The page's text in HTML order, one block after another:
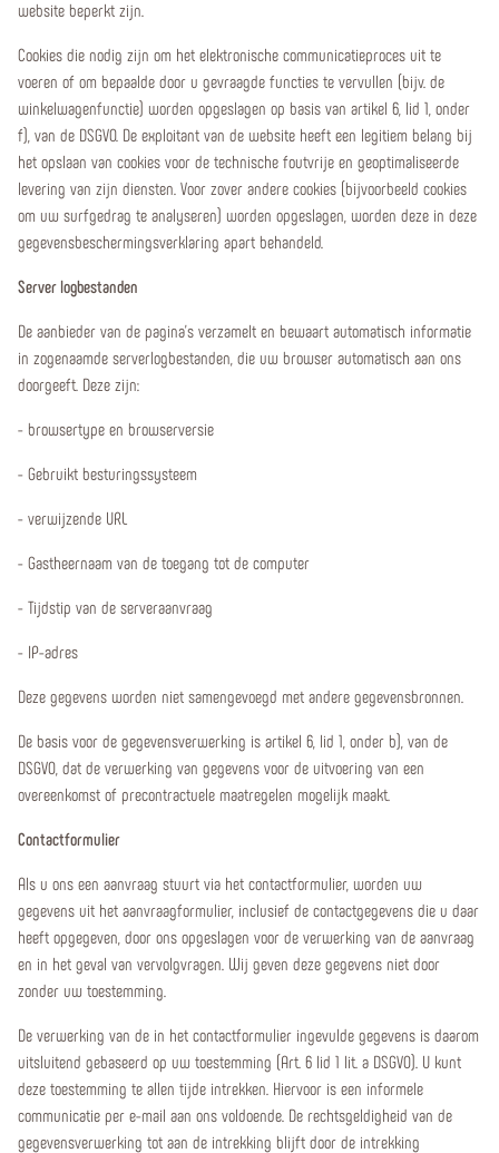
website beperkt zijn.
Cookies die nodig zijn om het elektronische communicatieproces uit te
voeren of om bepaalde door u gevraagde functies te vervullen (bijv. de
winkelwagenfunctie) worden opgeslagen op basis van artikel 6, lid 1, onder
f), van de DSGVO. De exploitant van de website heeft een legitiem belang bij
het opslaan van cookies voor de technische foutvrije en geoptimaliseerde
levering van zijn diensten. Voor zover andere cookies (bijvoorbeeld cookies
om uw surfgedrag te analyseren) worden opgeslagen, worden deze in deze
gegevensbeschermingsverklaring apart behandeld.
Server logbestanden
De aanbieder van de pagina's verzamelt en bewaart automatisch informatie
in zogenaamde serverlogbestanden, die uw browser automatisch aan ons
doorgeeft. Deze zijn:
- browsertype en browserversie
- Gebruikt besturingssysteem
- verwijzende URL
- Gastheernaam van de toegang tot de computer
- Tijdstip van de serveraanvraag
- IP-adres
Deze gegevens worden niet samengevoegd met andere gegevensbronnen.
De basis voor de gegevensverwerking is artikel 6, lid 1, onder b), van de
DSGVO, dat de verwerking van gegevens voor de uitvoering van een
overeenkomst of precontractuele maatregelen mogelijk maakt.
Contactformulier
Als u ons een aanvraag stuurt via het contactformulier, worden uw
gegevens uit het aanvraagformulier, inclusief de contactgegevens die u daar
heeft opgegeven, door ons opgeslagen voor de verwerking van de aanvraag
en in het geval van vervolgvragen. Wij geven deze gegevens niet door
zonder uw toestemming.
De verwerking van de in het contactformulier ingevulde gegevens is daarom
uitsluitend gebaseerd op uw toestemming (Art. 6 lid 1 lit. a DSGVO). U kunt
deze toestemming te allen tijde intrekken. Hiervoor is een informele
communicatie per e-mail aan ons voldoende. De rechtsgeldigheid van de
gegevensverwerking tot aan de intrekking blijft door de intrekking